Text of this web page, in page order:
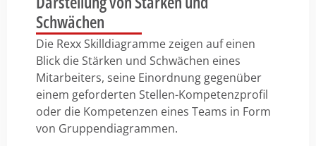
Schwächen
Die Rexx Skilldiagramme zeigen auf einen
Blick die Stärken und Schwächen eines
Mitarbeiters, seine Einordnung gegenüber
einem geforderten Stellen-Kompetenzprofil
oder die Kompetenzen eines Teams in Form
von Gruppendiagrammen.